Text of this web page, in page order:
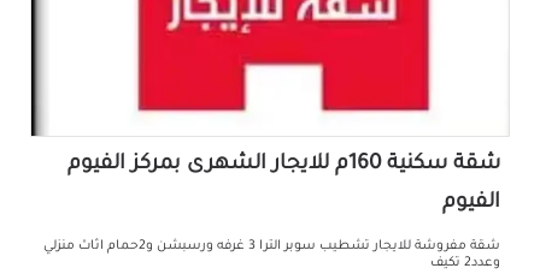
شقة سكنية 160م للايجار الشهرى بمركز الفيوم
الفيوم
شقة مفروشة للايجار تشطيب سوبر الترا 3 غرفه ورسبشن و2حمام اثاث منزلي
وعدد2 تكيف